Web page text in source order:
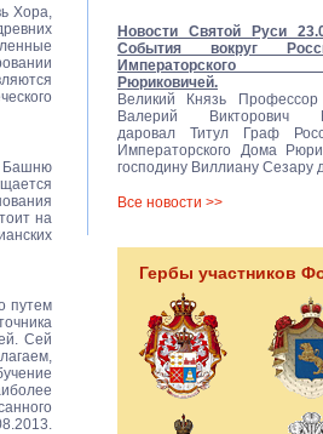
Хора,
Башню
на
путем
Сей
Новости Святой Руси
События вокруг
Императорского
Рюриковичей.
Великий Князь Профессор
Валерий Викторович
даровал Титул Граф
Императорского Дома
господину Виллиану Сезару
Все новости >>
Гербы участников